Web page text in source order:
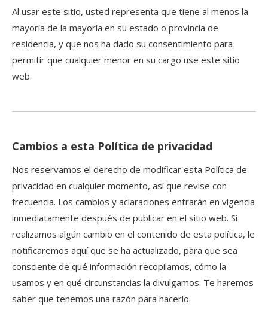
Al usar este sitio, usted representa que tiene al menos la
mayoría de la mayoría en su estado o provincia de
residencia, y que nos ha dado su consentimiento para
permitir que cualquier menor en su cargo use este sitio
web.
Cambios a esta Política de privacidad
Nos reservamos el derecho de modificar esta Política de
privacidad en cualquier momento, así que revise con
frecuencia. Los cambios y aclaraciones entrarán en vigencia
inmediatamente después de publicar en el sitio web. Si
realizamos algún cambio en el contenido de esta política, le
notificaremos aquí que se ha actualizado, para que sea
consciente de qué información recopilamos, cómo la
usamos y en qué circunstancias la divulgamos. Te haremos
saber que tenemos una razón para hacerlo.